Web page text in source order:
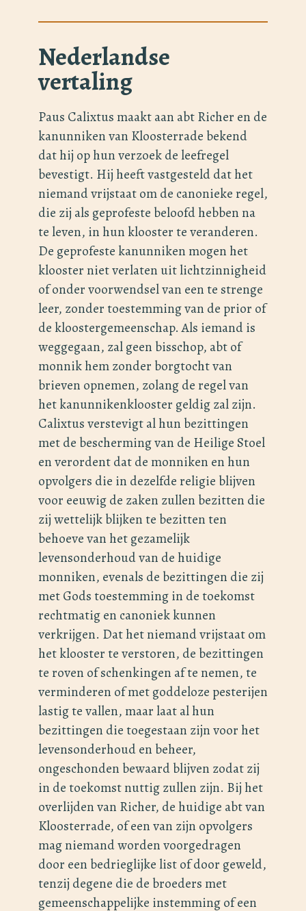
Nederlandse
vertaling
Paus Calixtus maakt aan abt Richer en de
kanunniken van Kloosterrade bekend
dat hij op hun verzoek de leefregel
bevestigt. Hij heeft vastgesteld dat het
niemand vrijstaat om de canonieke regel,
die zij als geprofeste beloofd hebben na
te leven, in hun klooster te veranderen.
De geprofeste kanunniken mogen het
klooster niet verlaten uit lichtzinnigheid
of onder voorwendsel van een te strenge
leer, zonder toestemming van de prior of
de kloostergemeenschap. Als iemand is
weggegaan, zal geen bisschop, abt of
monnik hem zonder borgtocht van
brieven opnemen, zolang de regel van
het kanunnikenklooster geldig zal zijn.
Calixtus verstevigt al hun bezittingen
met de bescherming van de Heilige Stoel
en verordent dat de monniken en hun
opvolgers die in dezelfde religie blijven
voor eeuwig de zaken zullen bezitten die
zij wettelijk blijken te bezitten ten
behoeve van het gezamelijk
levensonderhoud van de huidige
monniken, evenals de bezittingen die zij
met Gods toestemming in de toekomst
rechtmatig en canoniek kunnen
verkrijgen. Dat het niemand vrijstaat om
het klooster te verstoren, de bezittingen
te roven of schenkingen af te nemen, te
verminderen of met goddeloze pesterijen
lastig te vallen, maar laat al hun
bezittingen die toegestaan zijn voor het
levensonderhoud en beheer,
ongeschonden bewaard blijven zodat zij
in de toekomst nuttig zullen zijn. Bij het
overlijden van Richer, de huidige abt van
Kloosterrade, of een van zijn opvolgers
mag niemand worden voorgedragen
door een bedrieglijke list of door geweld,
tenzij degene die de broeders met
gemeenschappelijke instemming of een